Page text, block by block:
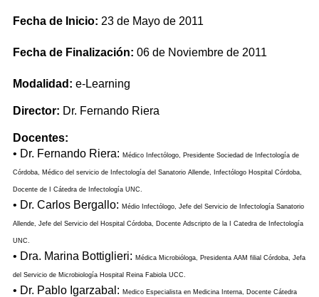
Fecha de Inicio: 23 de Mayo de 2011
Fecha de Finalización: 06 de Noviembre de 2011
Modalidad: e-Learning
Director: Dr. Fernando Riera
Docentes:
• Dr. Fernando Riera: Médico Infectólogo, Presidente Sociedad de Infectología de
Córdoba, Médico del servicio de Infectología del Sanatorio Allende, Infectólogo Hospital Córdoba,
Docente de I Cátedra de Infectología UNC.
• Dr. Carlos Bergallo: Médio Infectólogo, Jefe del Servicio de Infectología Sanatorio
Allende, Jefe del Servicio del Hospital Córdoba, Docente Adscripto de la I Catedra de Infectología
UNC.
• Dra. Marina Bottiglieri: Médica Microbióloga, Presidenta AAM filial Córdoba, Jefa
del Servicio de Microbiología Hospital Reina Fabiola UCC.
• Dr. Pablo Igarzabal: Medico Especialista en Medicina Interna, Docente Cátedra